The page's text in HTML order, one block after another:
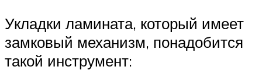
Укладки ламината, который имеет
замковый механизм, понадобится
такой инструмент: